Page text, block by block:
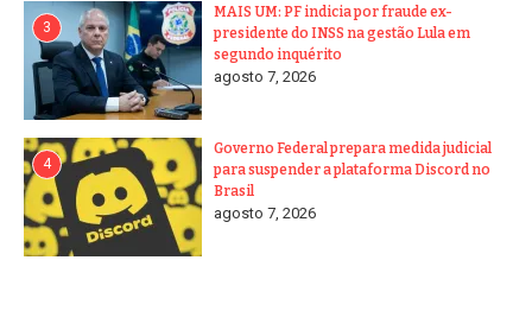
3
MAIS UM: PF indicia por fraude ex-
presidente do INSS na gestão Lula em
segundo inquérito
agosto 7, 2026
4
Governo Federal prepara medida judicial
para suspender a plataforma Discord no
Brasil
agosto 7, 2026